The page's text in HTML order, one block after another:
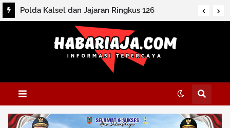
Polda Kalsel dan Jajaran Ringkus 126
Tersangka dan Sita Ratusan Barbuk